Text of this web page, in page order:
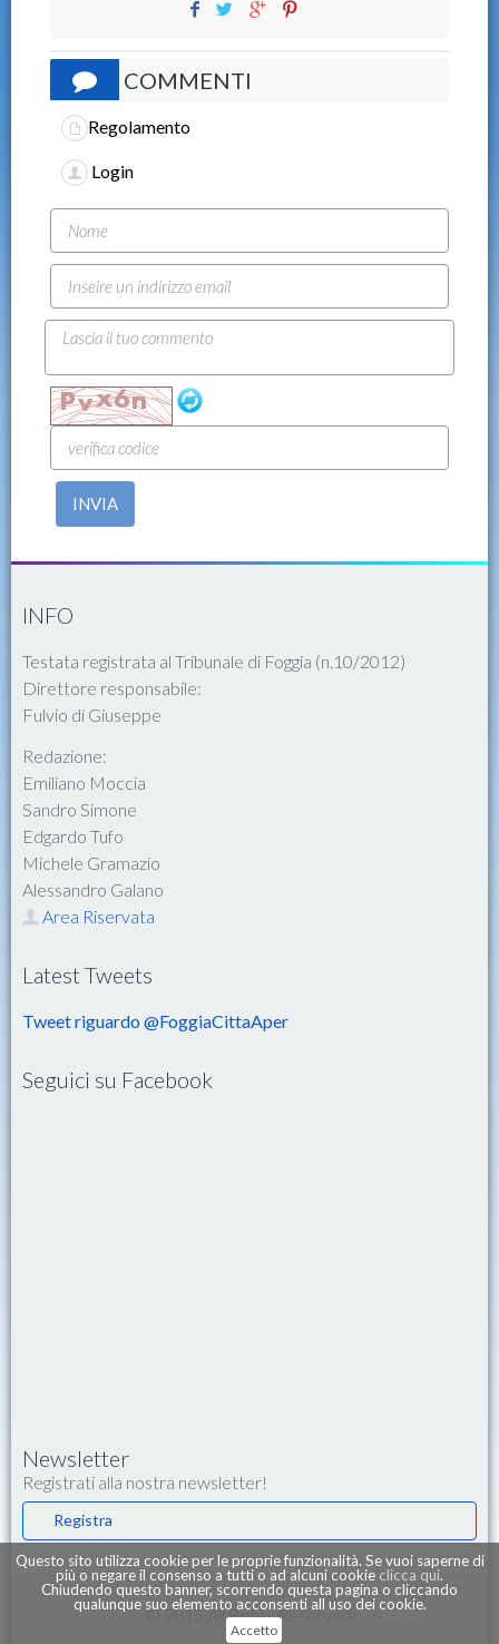
Questo sito utilizza cookie per le proprie funzionalità. Se vuoi saperne di
più o negare il consenso a tutti o ad alcuni cookie clicca qui.
Chiudendo questo banner, scorrendo questa pagina o cliccando
qualunque suo elemento acconsenti all uso dei cookie.
Accetto
COMMENTI
Regolamento
Login
INVIA
INFO
Testata registrata al Tribunale di Foggia (n.10/2012)
Direttore responsabile:
Fulvio di Giuseppe
Redazione:
Emiliano Moccia
Sandro Simone
Edgardo Tufo
Michele Gramazio
Alessandro Galano
Area Riservata
Latest Tweets
Tweet riguardo @FoggiaCittaAper
Seguici su Facebook
Newsletter
Registrati alla nostra newsletter!
Registra
© 2015 All Rights Reserved.